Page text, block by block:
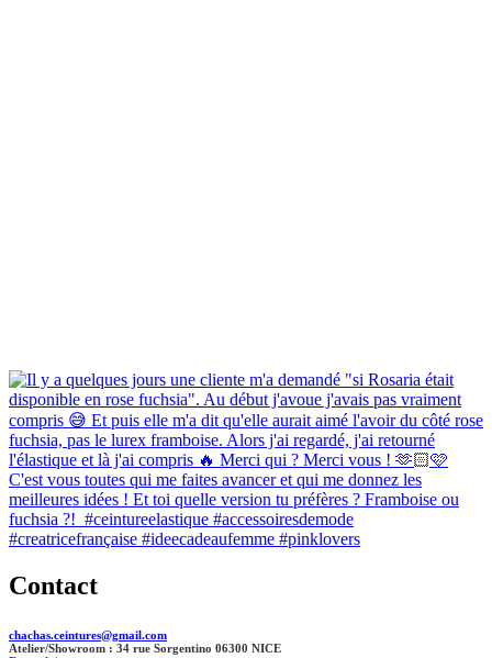
Contact
chachas.ceintures@gmail.com
Atelier/Showroom : 34 rue Sorgentino 06300 NICE